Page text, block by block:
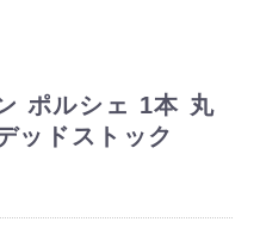
ポルシェ 1本 丸
ッドストック